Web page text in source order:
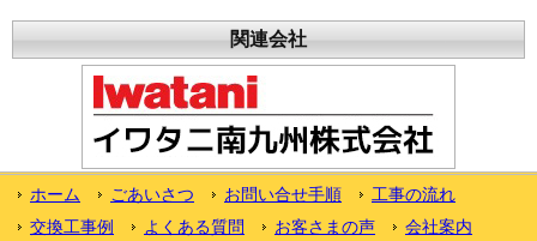
関連会社
ホーム ごあいさつ お問い合せ手順
工事の流れ
交換工事例
よくある質問 お客さまの声 会社案内